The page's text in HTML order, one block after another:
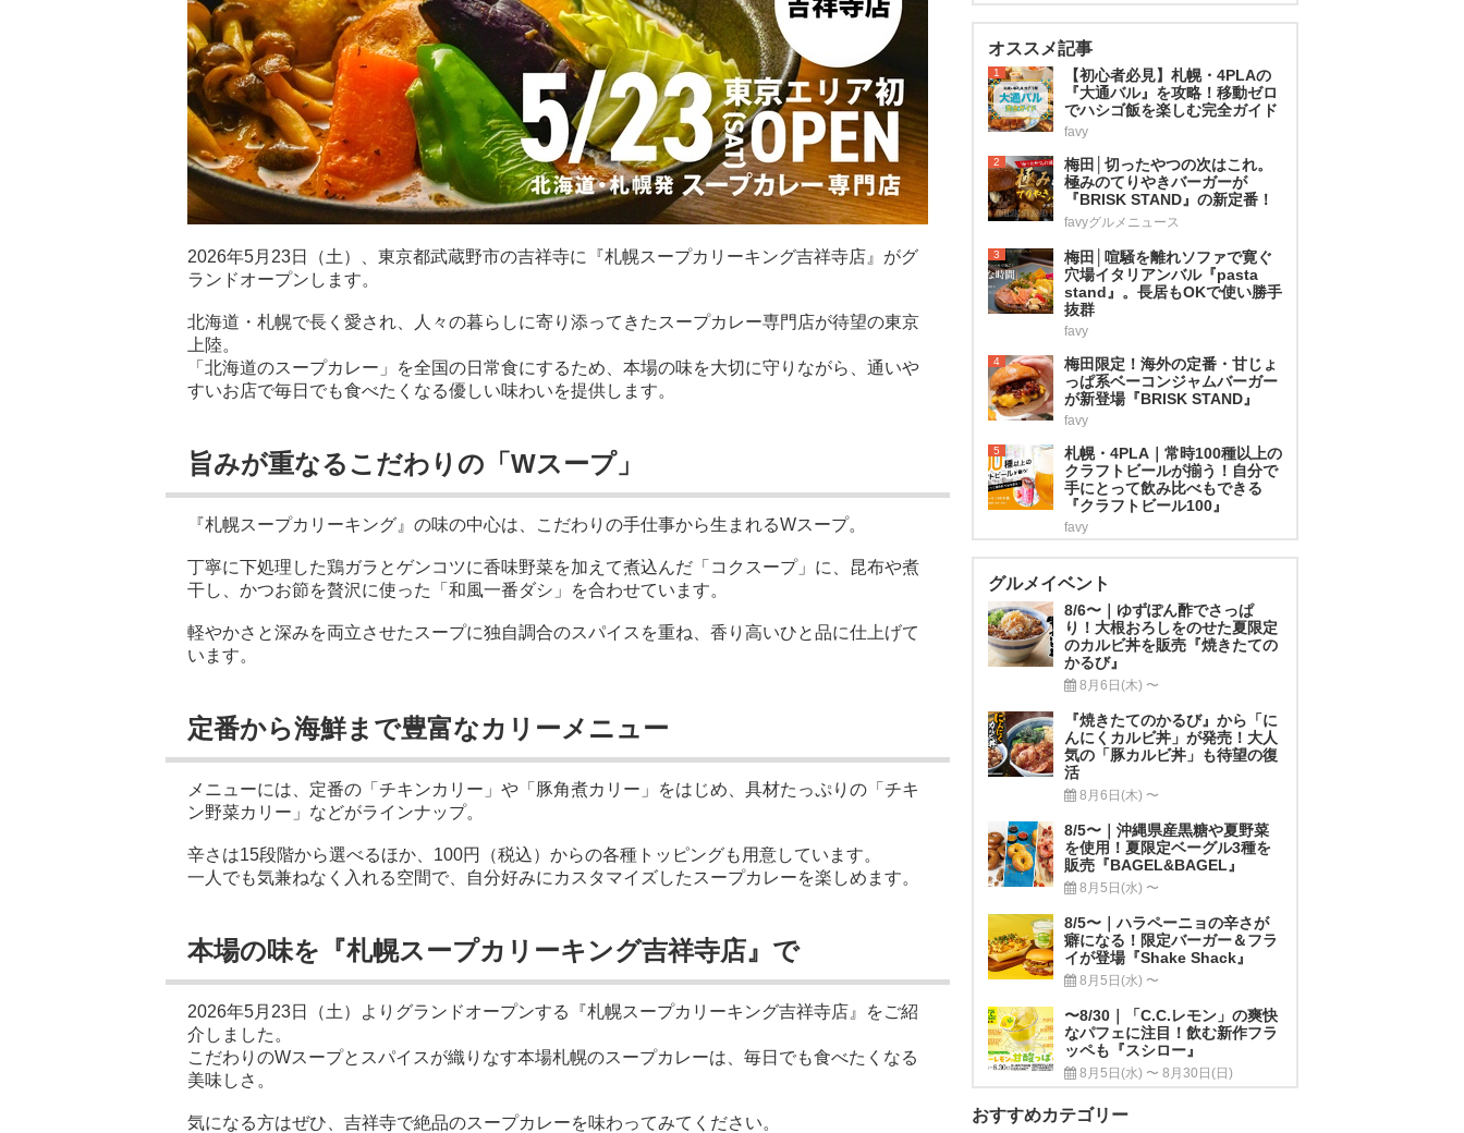
2026年5月23日（土）、東京都武蔵野市の吉祥寺に『札幌スープカリーキング吉祥寺店』がグ
ランドオープンします。
北海道・札幌で長く愛され、人々の暮らしに寄り添ってきたスープカレー専門店が待望の東京
上陸。
「北海道のスープカレー」を全国の日常食にするため、本場の味を大切に守りながら、通いや
すいお店で毎日でも食べたくなる優しい味わいを提供します。
旨みが重なるこだわりの「Wスープ」
『札幌スープカリーキング』の味の中心は、こだわりの手仕事から生まれるWスープ。
丁寧に下処理した鶏ガラとゲンコツに香味野菜を加えて煮込んだ「コクスープ」に、昆布や煮
干し、かつお節を贅沢に使った「和風一番ダシ」を合わせています。
軽やかさと深みを両立させたスープに独自調合のスパイスを重ね、香り高いひと品に仕上げて
います。
定番から海鮮まで豊富なカリーメニュー
メニューには、定番の「チキンカリー」や「豚角煮カリー」をはじめ、具材たっぷりの「チキ
ン野菜カリー」などがラインナップ。
辛さは15段階から選べるほか、100円（税込）からの各種トッピングも用意しています。
一人でも気兼ねなく入れる空間で、自分好みにカスタマイズしたスープカレーを楽しめます。
本場の味を『札幌スープカリーキング吉祥寺店』で
2026年5月23日（土）よりグランドオープンする『札幌スープカリーキング吉祥寺店』をご紹
介しました。
こだわりのWスープとスパイスが織りなす本場札幌のスープカレーは、毎日でも食べたくなる
美味しさ。
気になる方はぜひ、吉祥寺で絶品のスープカレーを味わってみてください。
オススメ記事
1
【初心者必見】札幌・4PLAの
『大通バル』を攻略！移動ゼロ
でハシゴ飯を楽しむ完全ガイド
favy
2
梅田│切ったやつの次はこれ。
極みのてりやきバーガーが
『BRISK STAND』の新定番！
favyグルメニュース
3
梅田│喧騒を離れソファで寛ぐ
穴場イタリアンバル『pasta
stand』。長居もOKで使い勝手
抜群
favy
4
梅田限定！海外の定番・甘じょ
っぱ系ベーコンジャムバーガー
が新登場『BRISK STAND』
favy
5
札幌・4PLA｜常時100種以上の
クラフトビールが揃う！自分で
手にとって飲み比べもできる
『クラフトビール100』
favy
グルメイベント
8/6〜｜ゆずぽん酢でさっぱ
り！大根おろしをのせた夏限定
のカルビ丼を販売『焼きたての
かるび』
8月6日(木) 〜
『焼きたてのかるび』から「に
んにくカルビ丼」が発売！大人
気の「豚カルビ丼」も待望の復
活
8月6日(木) 〜
8/5〜｜沖縄県産黒糖や夏野菜
を使用！夏限定ベーグル3種を
販売『BAGEL&BAGEL』
8月5日(水) 〜
8/5〜｜ハラペーニョの辛さが
癖になる！限定バーガー＆フラ
イが登場『Shake Shack』
8月5日(水) 〜
〜8/30｜「C.C.レモン」の爽快
なパフェに注目！飲む新作フラ
ッペも『スシロー』
8月5日(水) 〜 8月30日(日)
おすすめカテゴリー